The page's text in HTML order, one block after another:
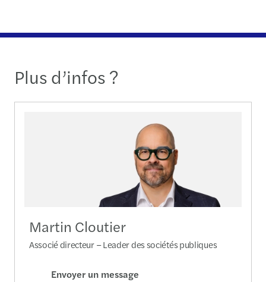
Plus d’infos ?
Martin Cloutier
Associé directeur – Leader des sociétés publiques
Envoyer un message